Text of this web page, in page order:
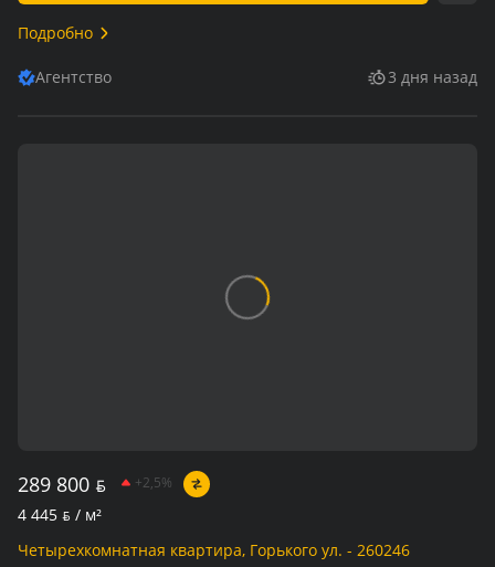
Подробно
Агентство 3 дня назад
289 800 BYN +2,5%
4 445 BYN / м²
Четырехкомнатная квартира, Горького ул. - 260246